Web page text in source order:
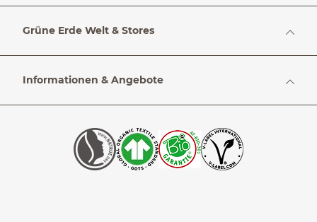
Grüne Erde Welt & Stores
Informationen & Angebote